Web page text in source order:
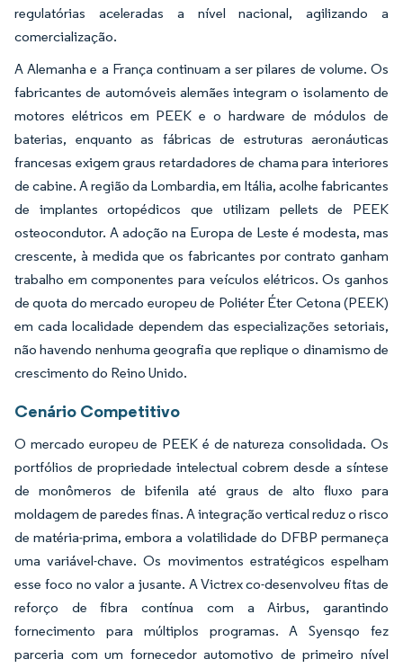
regulatórias aceleradas a nível nacional, agilizando a
comercialização.
A Alemanha e a França continuam a ser pilares de volume. Os
fabricantes de automóveis alemães integram o isolamento de
motores elétricos em PEEK e o hardware de módulos de
baterias, enquanto as fábricas de estruturas aeronáuticas
francesas exigem graus retardadores de chama para interiores
de cabine. A região da Lombardia, em Itália, acolhe fabricantes
de implantes ortopédicos que utilizam pellets de PEEK
osteocondutor. A adoção na Europa de Leste é modesta, mas
crescente, à medida que os fabricantes por contrato ganham
trabalho em componentes para veículos elétricos. Os ganhos
de quota do mercado europeu de Poliéter Éter Cetona (PEEK)
em cada localidade dependem das especializações setoriais,
não havendo nenhuma geografia que replique o dinamismo de
crescimento do Reino Unido.
Cenário Competitivo
O mercado europeu de PEEK é de natureza consolidada. Os
portfólios de propriedade intelectual cobrem desde a síntese
de monômeros de bifenila até graus de alto fluxo para
moldagem de paredes finas. A integração vertical reduz o risco
de matéria-prima, embora a volatilidade do DFBP permaneça
uma variável-chave. Os movimentos estratégicos espelham
esse foco no valor a jusante. A Victrex co-desenvolveu fitas de
reforço de fibra contínua com a Airbus, garantindo
fornecimento para múltiplos programas. A Syensqo fez
parceria com um fornecedor automotivo de primeiro nível